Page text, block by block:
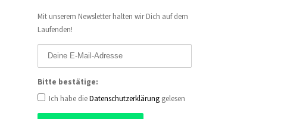
Mit unserem Newsletter halten wir Dich auf dem
Laufenden!
Bitte bestätige:
Ich habe dieDatenschutzerklärunggelesen